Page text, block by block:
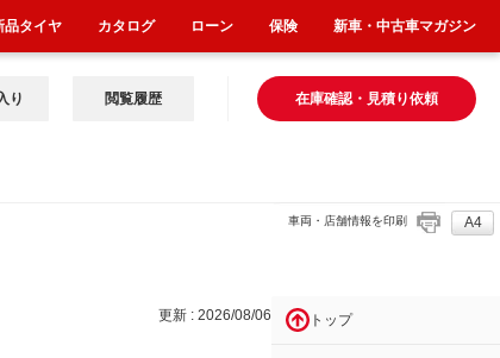
在庫確認・見積り依頼
り 閲覧履歴
車両・店舗情報を印刷 A4
更新 : 2026/08/06 トップ
品タイヤ カタログ ローン 保険 新車・中古車マガジン